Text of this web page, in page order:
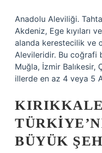
Anadolu Aleviliği.
Akdeniz, Ege kıyıları
alanda kerestecilik ve
Alevileridir. Bu coğrafi
Muğla, İzmir Balıkesir,
illerde en az 4 veya 5
KIRIKKALE
BÜYÜK